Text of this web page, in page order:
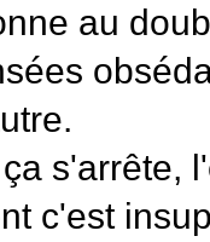
au
s'arrête,
c'est